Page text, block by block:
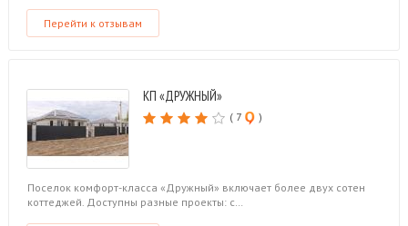
Перейти к отзывам
КП «ДРУЖНЫЙ»
( 7 )
Поселок комфорт-класса «Дружный» включает более двух сотен
коттеджей. Доступны разные проекты: с…